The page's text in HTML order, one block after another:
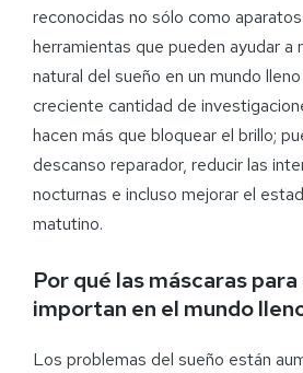
reconocidas no sólo como
herramientas que pueden ayudar a
natural del sueño en un mundo
creciente cantidad de
hacen más que bloquear el brillo;
descanso reparador, reducir las
nocturnas e incluso mejorar el
matutino.
Por qué las máscaras
importan en el mundo
Los problemas del sueño están